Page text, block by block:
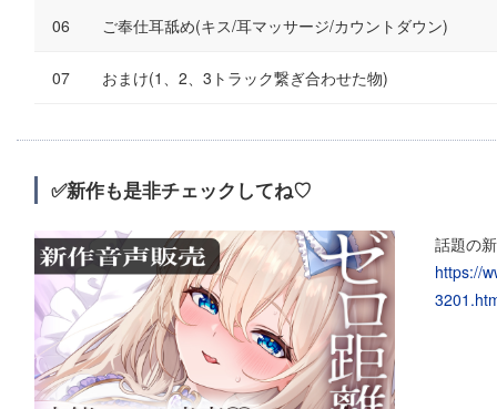
ご奉仕耳舐め(キス/耳マッサージ/カウントダウン)
おまけ(1、2、3トラック繋ぎ合わせた物)
✅新作も是非チェックしてね♡
話題の
https://